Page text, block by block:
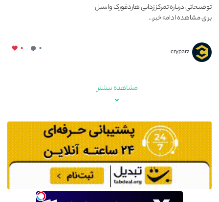
توضیحاتی درباره تمرکز زدایی هاردفورک واسیل
برای مشاهده ادامه خبر...
cryparz ۰ ۰
مشاهده بیشتر